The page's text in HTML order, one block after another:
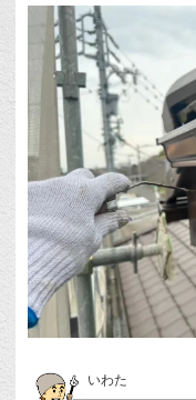
いわた